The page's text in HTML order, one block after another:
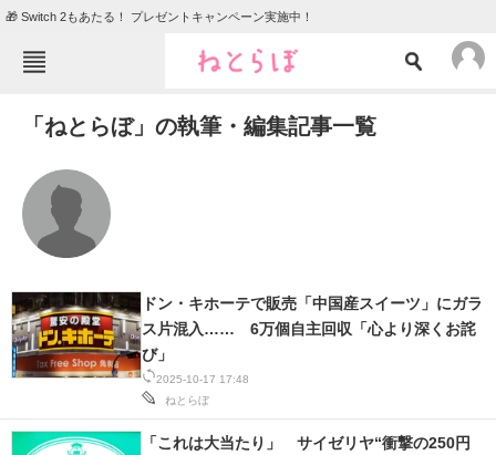
🎁 Switch 2もあたる！ プレゼントキャンペーン実施中！
TOP ニュース
エンタメ
グルメ
住まい
動物 リサーチ
会員記事
注目記事を集めた総合ページ
「ねとらぼ」の執筆・編集記事一覧
2025-10-17 17:48
ねとらぼ
ドン・キホーテで販売「中国産スイーツ」にガラ
ス片混入…… 6万個自主回収「心より深くお詫
び」
「これは大当たり」 サイゼリヤ“衝撃の250円